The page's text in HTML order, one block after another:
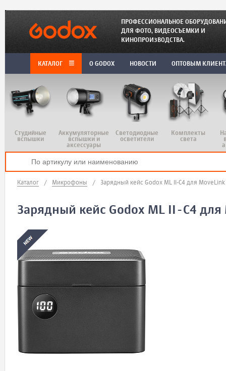
ПРОФЕССИОНАЛЬНОЕ
ДЛЯ ФОТО, ВИДЕОСЪЕМКИ И
КИНОПРОИЗВОДСТВА.
КАТАЛОГ O GODOX НОВОСТИ ОПТОВЫМ
Студийные
вспышки
Аккумуляторные
вспышки и
аксессуары
Светодиодные
осветители
Комплекты
света
Каталог / Микрофоны / Зарядный кейс Godox ML II-C4 для MoveLink
Зарядный кейс Godox ML II-C4